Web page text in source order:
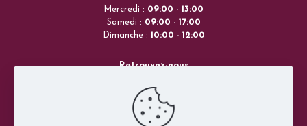
Mercredi : 09:00 - 13:00
Samedi : 09:00 - 17:00
Dimanche : 10:00 - 12:00
Retrouvez-nous
173 rue Mal de Lattre de Tassigny
68160 Sainte-Marie-aux-Mines
Grand-Est